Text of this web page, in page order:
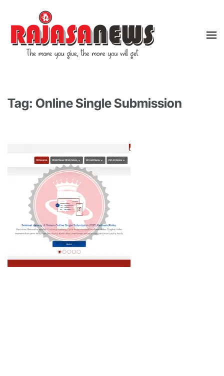
Tag: Online Single Submission